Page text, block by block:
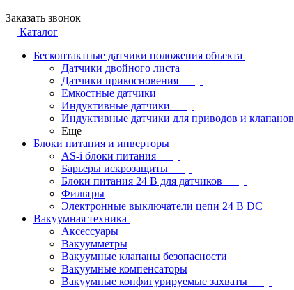
Заказать звонок
Каталог
Бесконтактные датчики положения объекта
Датчики двойного листа
Датчики прикосновения
Емкостные датчики
Индуктивные датчики
Индуктивные датчики для приводов и клапанов
Еще
Блоки питания и инверторы
AS-i блоки питания
Барьеры искрозащиты
Блоки питания 24 В для датчиков
Фильтры
Электронные выключатели цепи 24 В DC
Вакуумная техника
Аксессуары
Вакуумметры
Вакуумные клапаны безопасности
Вакуумные компенсаторы
Вакуумные конфигурируемые захваты